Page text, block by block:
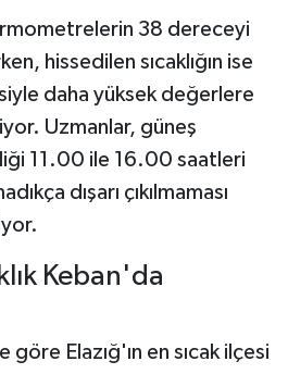
38 dereceyi
hissedilen sıcaklığın ise
daha yüksek değerlere
Uzmanlar, güneş
11.00 ile 16.00 saatleri
dışarı çıkılmaması
Keban'da
Elazığ'ın en sıcak ilçesi